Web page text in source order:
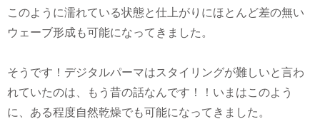
このように濡れている状態と仕上がりにほとんど差の無い
ウェーブ形成も可能になってきました。
そうです！デジタルパーマはスタイリングが難しいと言わ
れていたのは、もう昔の話なんです！！いまはこのよう
に、ある程度自然乾燥でも可能になってきました。